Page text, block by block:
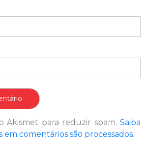
Akismet para reduzir spam. Saiba
em comentários são processados.